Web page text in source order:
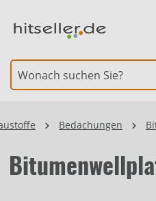
Bedachungen
Element überspringen